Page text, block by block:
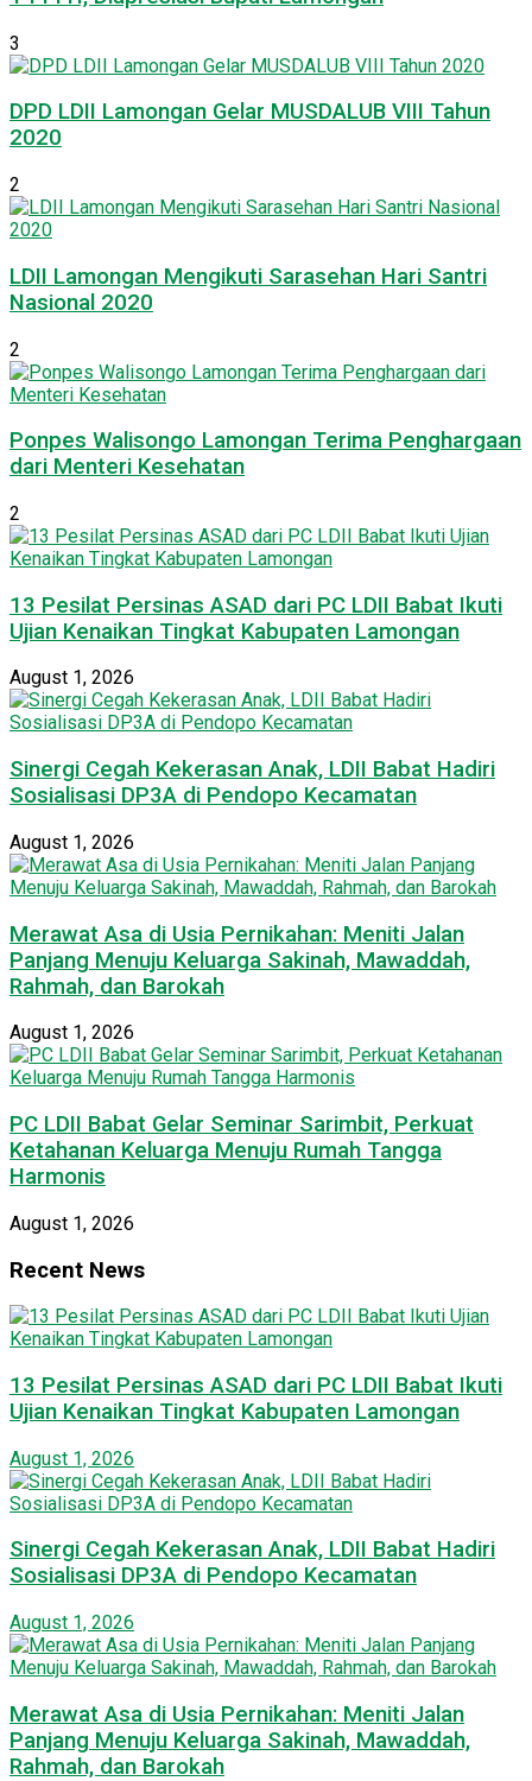
3
DPD LDII Lamongan Gelar MUSDALUB VIII Tahun
2020
2
LDII Lamongan Mengikuti Sarasehan Hari Santri
Nasional 2020
2
Ponpes Walisongo Lamongan Terima Penghargaan
dari Menteri Kesehatan
2
13 Pesilat Persinas ASAD dari PC LDII Babat Ikuti
Ujian Kenaikan Tingkat Kabupaten Lamongan
August 1, 2026
Sinergi Cegah Kekerasan Anak, LDII Babat Hadiri
Sosialisasi DP3A di Pendopo Kecamatan
August 1, 2026
Merawat Asa di Usia Pernikahan: Meniti Jalan
Panjang Menuju Keluarga Sakinah, Mawaddah,
Rahmah, dan Barokah
August 1, 2026
PC LDII Babat Gelar Seminar Sarimbit, Perkuat
Ketahanan Keluarga Menuju Rumah Tangga
Harmonis
August 1, 2026
Recent News
13 Pesilat Persinas ASAD dari PC LDII Babat Ikuti
Ujian Kenaikan Tingkat Kabupaten Lamongan
August 1, 2026
Sinergi Cegah Kekerasan Anak, LDII Babat Hadiri
Sosialisasi DP3A di Pendopo Kecamatan
August 1, 2026
Merawat Asa di Usia Pernikahan: Meniti Jalan
Panjang Menuju Keluarga Sakinah, Mawaddah,
Rahmah, dan Barokah